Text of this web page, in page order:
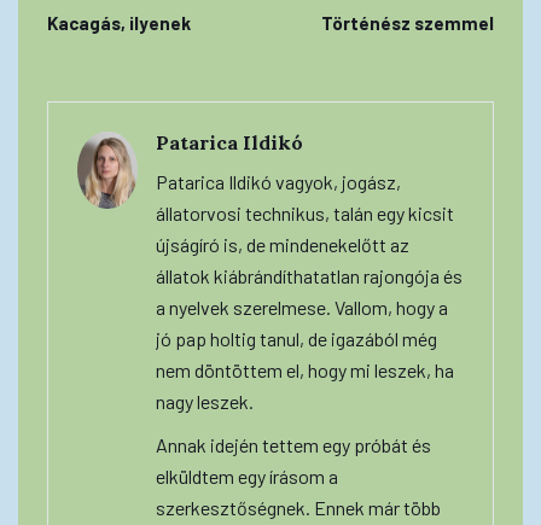
Kacagás, ilyenek Történész szemmel
Patarica Ildikó
Patarica Ildikó vagyok, jogász,
állatorvosi technikus, talán egy kicsit
újságíró is, de mindenekelőtt az
állatok kiábrándíthatatlan rajongója és
a nyelvek szerelmese. Vallom, hogy a
jó pap holtig tanul, de igazából még
nem döntöttem el, hogy mi leszek, ha
nagy leszek.
Annak idején tettem egy próbát és
elküldtem egy írásom a
szerkesztőségnek. Ennek már több